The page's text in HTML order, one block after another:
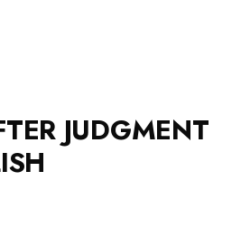
JUDGMENT